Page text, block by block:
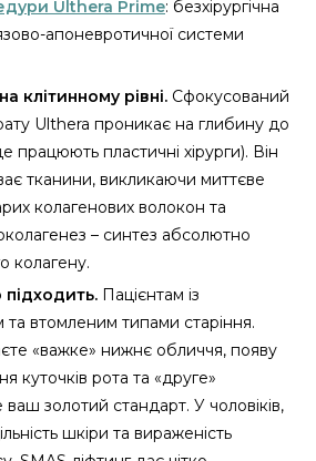
Ulthera Prime: безхірургічна
апоневротичної системи
клітинному рівні. Сфокусований
Ulthera проникає на глибину до
працюють пластичні хірурги). Він
тканини, викликаючи миттєве
колагенових волокон та
– синтез абсолютно
колагену.
Пацієнтам із
втомленим типами старіння.
«важке» нижнє обличчя, появу
куточків рота та «друге»
ваш золотий стандарт. У чоловіків,
шкіри та вираженість